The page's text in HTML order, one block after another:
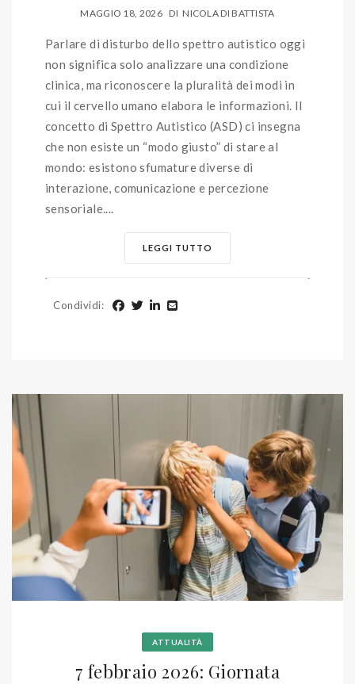
MAGGIO 18, 2026 DI NICOLA DI BATTISTA
Parlare di disturbo dello spettro autistico oggi
non significa solo analizzare una condizione
clinica, ma riconoscere la pluralità dei modi in
cui il cervello umano elabora le informazioni. Il
concetto di Spettro Autistico (ASD) ci insegna
che non esiste un “modo giusto” di stare al
mondo: esistono sfumature diverse di
interazione, comunicazione e percezione
sensoriale....
LEGGI TUTTO
Condividi:
ATTUALITÀ
7 febbraio 2026: Giornata